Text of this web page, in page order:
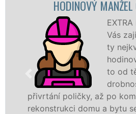
MANŽEL OSTRAVA
EXTRA MANŽEL pro
Vás zajišťuje v Ostravě
ty nejkvalitnější služby
hodinového manžela a
to od těch nejmenších
drobností jako je
poličky, až po komplexní
domu a bytu se zárukou